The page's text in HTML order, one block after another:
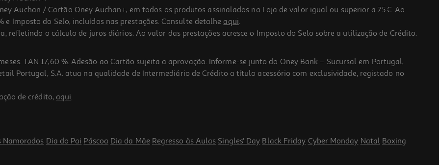
Auchan / Cartão Oney Auchan+, em todos os produtos assinalados na Loja de valor igual ou superior a 75€. Ao
Imposto do Selo, incluídos nas prestações. Consulte detalhe aqui.
refletindo o cálculo de juros diários. Ao valor das prestações acresce o Imposto do Selo sobre a utilização de Crédito.
TAN 17,60 %. Adesão ao Cartão sujeita a aprovação. Informe-se junto do Oney Bank – Sucursal em Portugal,
Portugal, S.A. atua na qualidade de Intermediário de Crédito a título acessório com exclusividade, registado no
de crédito, aqui.
Namorados Dia do Pai Páscoa Dia da Mãe Regresso às Aulas Singles' Day Black Friday Cyber Monday Natal Boxing